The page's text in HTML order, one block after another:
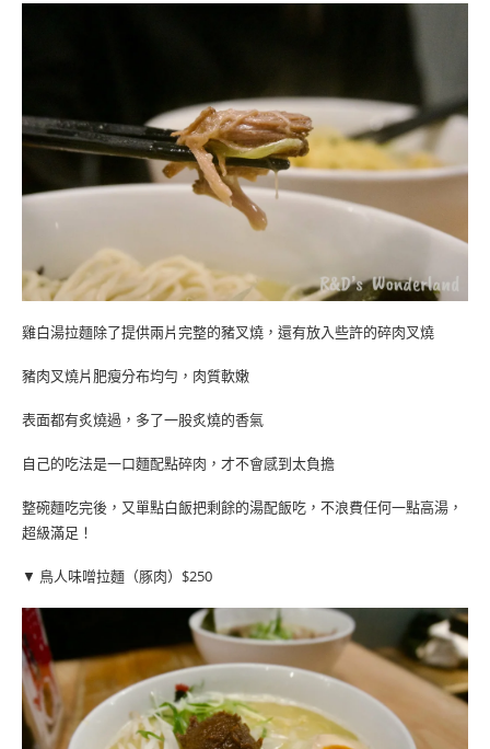
雞白湯拉麵除了提供兩片完整的豬叉燒，還有放入些許的碎肉叉燒
豬肉叉燒片肥瘦分布均勻，肉質軟嫩
表面都有炙燒過，多了一股炙燒的香氣
自己的吃法是一口麵配點碎肉，才不會感到太負擔
整碗麵吃完後，又單點白飯把剩餘的湯配飯吃，不浪費任何一點高湯，
超級滿足！
▼ 鳥人味噌拉麵（豚肉）$250